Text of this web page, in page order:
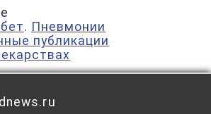
. Пневмонии
публикации